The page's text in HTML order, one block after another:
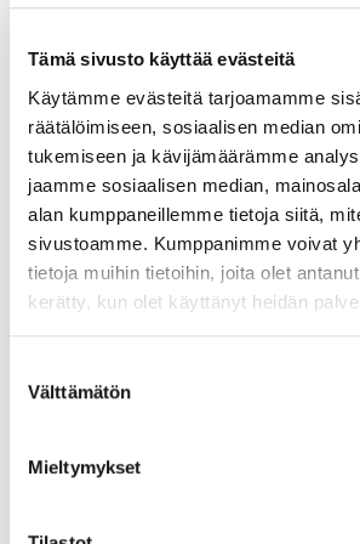
Tämä sivusto käyttää evästeitä
Käytämme evästeitä tarjoamamme
räätälöimiseen, sosiaalisen median
tukemiseen ja kävijämäärämme
jaamme sosiaalisen median,
alan kumppaneillemme tietoja siitä,
sivustoamme. Kumppanimme voivat
tietoja muihin tietoihin, joita olet
kerätty, kun olet käyttänyt heidän
valinta
Välttämätön
Mieltymykset
Poistomyynti kirjaston
03.06.2026-31.08.2026
Poppelikatu 10
Lue lisää